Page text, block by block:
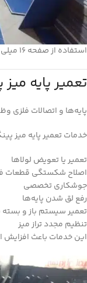
استفاده از صفحه ۱۶ میلی‌متری ضد خش برای افزایش دوام میز.
تعمیر پایه
پایه‌ها و اتصالات فلزی
خدمات تعمیر پایه میز
تعمیر یا تعویض لولاها
اصلاح شکستگی قطعات
جوشکاری تخصصی
رفع لق شدن پایه‌ها
تعمیر سیستم باز و
تنظیم مجدد تراز میز
این خدمات باعث افزایش